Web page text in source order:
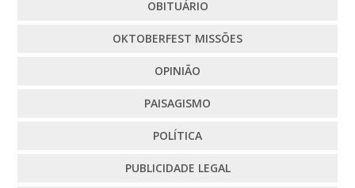
OBITUÁRIO
OKTOBERFEST MISSÕES
OPINIÃO
PAISAGISMO
POLÍTICA
PUBLICIDADE LEGAL